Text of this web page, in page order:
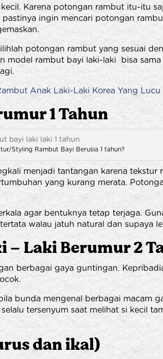
Karena potongan rambut itu-itu
ingin mencari potongan
potongan rambut yang sesuai
model rambut bayi laki-laki bisa
Anak Laki-Laki Korea Yang Lucu
1 Tahun
Styling Rambut Bayi Berusia 1 tahun?
menjadi tantangan karena tekstur
yang kurang merata.
agar bentuknya tetap terjaga.
walau jatuh natural dan supaya
– Laki Berumur 2
berbagai gaya guntingan.
bunda mengenal berbagai macam
tersenyum saat melihat si kecil
dan ikal)